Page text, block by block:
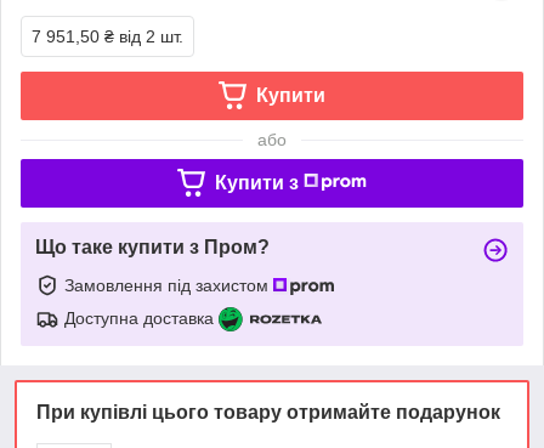
7 951,50 ₴ від 2 шт.
Купити
або
Купити з
Що таке купити з Пром?
Замовлення під захистом
Доступна доставка
При купівлі цього товару отримайте подарунок